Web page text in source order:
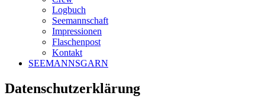
Logbuch
Seemannschaft
Impressionen
Flaschenpost
Kontakt
SEEMANNSGARN
Datenschutzerklärung